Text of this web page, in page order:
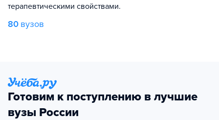
терапевтическими свойствами.
80 вузов
Готовим к поступлению в лучшие
вузы России